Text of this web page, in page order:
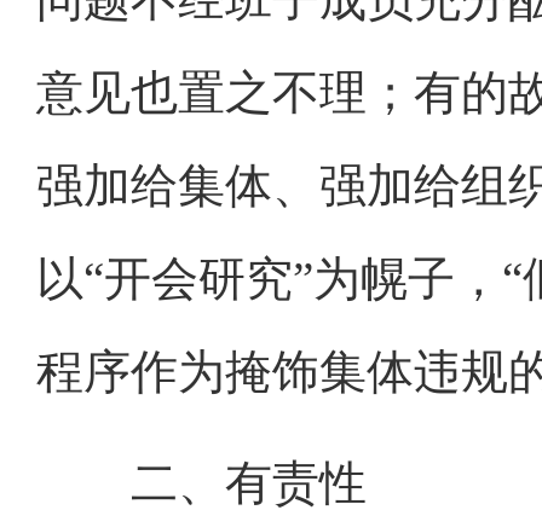
意见也置之不理；有的
强加给集体、强加给组
以“开会研究”为幌子，
程序作为掩饰集体违规
二、有责性